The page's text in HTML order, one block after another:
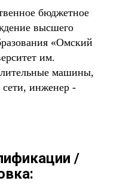
бюджетное
высшего
«Омский
им.
машины,
инженер -
/